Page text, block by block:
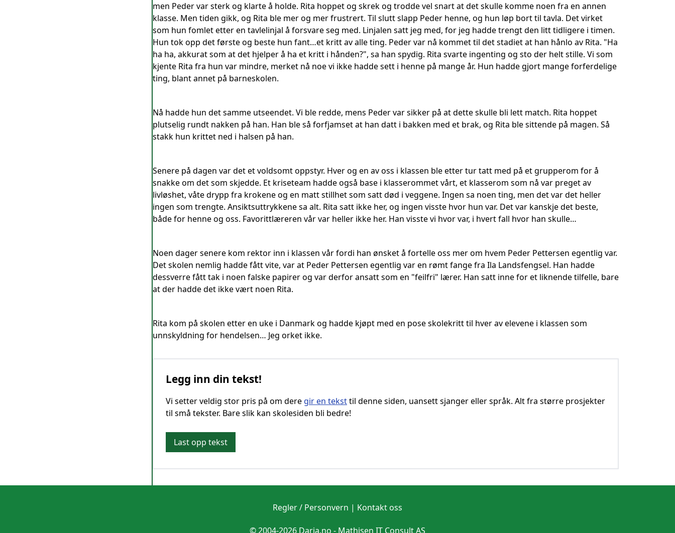
men Peder var sterk og klarte å holde. Rita hoppet og skrek og trodde vel snart at det skulle komme noen fra en annen
klasse. Men tiden gikk, og Rita ble mer og mer frustrert. Til slutt slapp Peder henne, og hun løp bort til tavla. Det virket
som hun fomlet etter en tavlelinjal å forsvare seg med. Linjalen satt jeg med, for jeg hadde trengt den litt tidligere i timen.
Hun tok opp det første og beste hun fant…et kritt av alle ting. Peder var nå kommet til det stadiet at han hånlo av Rita. "Ha
ha ha, akkurat som at det hjelper å ha et kritt i hånden?", sa han spydig. Rita svarte ingenting og sto der helt stille. Vi som
kjente Rita fra hun var mindre, merket nå noe vi ikke hadde sett i henne på mange år. Hun hadde gjort mange forferdelige
ting, blant annet på barneskolen.
Nå hadde hun det samme utseendet. Vi ble redde, mens Peder var sikker på at dette skulle bli lett match. Rita hoppet
plutselig rundt nakken på han. Han ble så forfjamset at han datt i bakken med et brak, og Rita ble sittende på magen. Så
stakk hun krittet ned i halsen på han.
Senere på dagen var det et voldsomt oppstyr. Hver og en av oss i klassen ble etter tur tatt med på et grupperom for å
snakke om det som skjedde. Et kriseteam hadde også base i klasserommet vårt, et klasserom som nå var preget av
livløshet, våte drypp fra krokene og en matt stillhet som satt død i veggene. Ingen sa noen ting, men det var det heller
ingen som trengte. Ansiktsuttrykkene sa alt. Rita satt ikke her, og ingen visste hvor hun var. Det var kanskje det beste,
både for henne og oss. Favorittlæreren vår var heller ikke her. Han visste vi hvor var, i hvert fall hvor han skulle…
Noen dager senere kom rektor inn i klassen vår fordi han ønsket å fortelle oss mer om hvem Peder Pettersen egentlig var.
Det skolen nemlig hadde fått vite, var at Peder Pettersen egentlig var en rømt fange fra Ila Landsfengsel. Han hadde
dessverre fått tak i noen falske papirer og var derfor ansatt som en "feilfri" lærer. Han satt inne for et liknende tilfelle, bare
at der hadde det ikke vært noen Rita.
Rita kom på skolen etter en uke i Danmark og hadde kjøpt med en pose skolekritt til hver av elevene i klassen som
unnskyldning for hendelsen… Jeg orket ikke.
Legg inn din tekst!
Vi setter veldig stor pris på om dere gir en teksttil denne siden, uansett sjanger eller språk. Alt fra større prosjekter
til små tekster. Bare slik kan skolesiden bli bedre!
Last opp tekst
Regler / Personvern | Kontakt oss
© 2004-2026 Daria.no - Mathisen IT Consult AS